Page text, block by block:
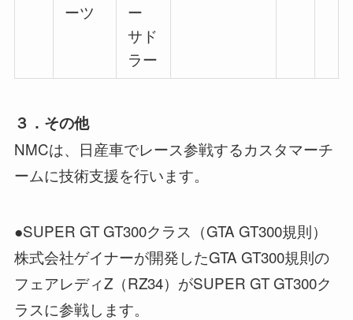
ーツ
ー
サド
ラー
３．その他
NMCは、日産車でレース参戦するカスタマーチ
ームに技術支援を行います。
●SUPER GT GT300クラス（GTA GT300規則）
株式会社ゲイナーが開発したGTA GT300規則の
フェアレディZ（RZ34）がSUPER GT GT300ク
ラスに参戦します。